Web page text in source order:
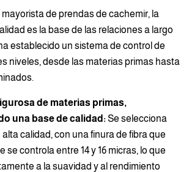
de prendas de cachemir, la
es la base de las relaciones a largo
establecido un sistema de control de
niveles, desde las materias primas hasta
de materias primas,
una base de calidad: Se selecciona
calidad, con una finura de fibra que
se controla entre 14 y 16 micras, lo que
a la suavidad y al rendimiento